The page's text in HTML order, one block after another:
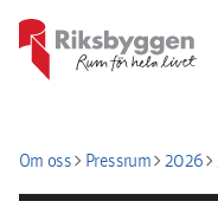
Om osschevron_rightPressrumchevron_right2026